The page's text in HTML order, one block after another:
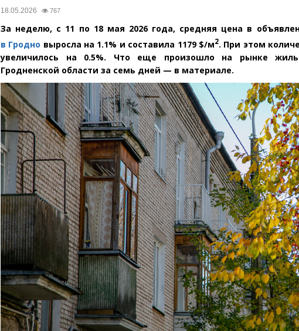
18.05.2026 767
За неделю, с 11 по 18 мая 2026 года, средняя цена в
в Гродно выросла на 1.1% и составила 1179 $/м2. При этом
увеличилось на 0.5%. Что еще произошло на рынке
Гродненской области за семь дней — в материале.